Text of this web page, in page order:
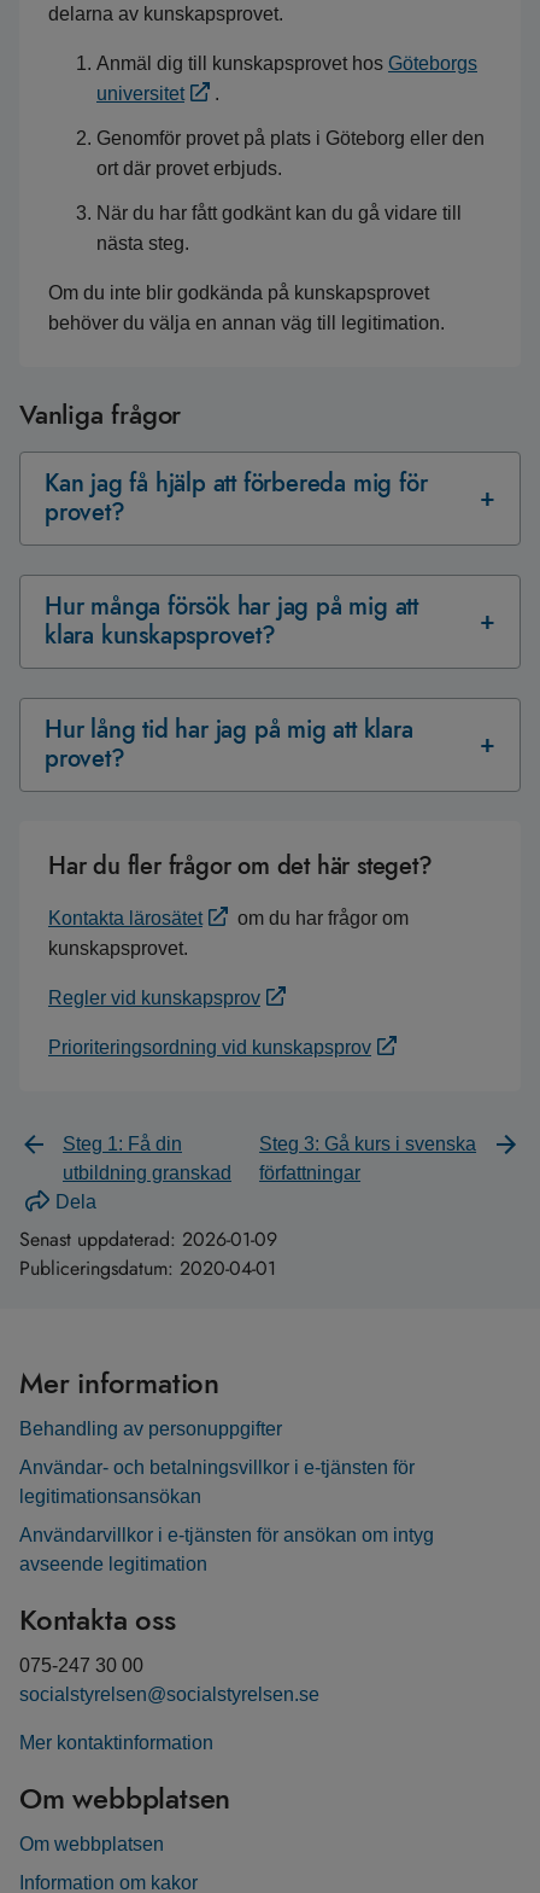
delarna av kunskapsprovet.
Anmäl dig till kunskapsprovet hos Göteborgs
universitet
.
Genomför provet på plats i Göteborg eller den
ort där provet erbjuds.
När du har fått godkänt kan du gå vidare till
nästa steg.
Om du inte blir godkända på kunskapsprovet
behöver du välja en annan väg till legitimation.
Vanliga frågor
Kan jag få hjälp att förbereda mig för
provet?
Hur många försök har jag på mig att
klara kunskapsprovet?
Hur lång tid har jag på mig att klara
provet?
Har du fler frågor om det här steget?
Kontakta lärosätet
om du har frågor om
kunskapsprovet.
Regler vid kunskapsprov
Prioriteringsordning vid kunskapsprov
Steg 1: Få din
utbildning granskad
Steg 3: Gå kurs i svenska
författningar
Dela
Senast uppdaterad: 2026-01-09
Publiceringsdatum: 2020-04-01
Mer information
Behandling av personuppgifter
Användar- och betalningsvillkor i e-tjänsten för
legitimationsansökan
Användarvillkor i e-tjänsten för ansökan om intyg
avseende legitimation
Kontakta oss
075-247 30 00
socialstyrelsen@socialstyrelsen.se
Mer kontaktinformation
Om webbplatsen
Om webbplatsen
Information om kakor